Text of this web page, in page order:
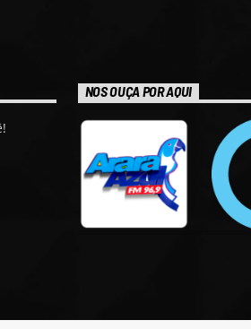
NOS OUÇA POR AQUI